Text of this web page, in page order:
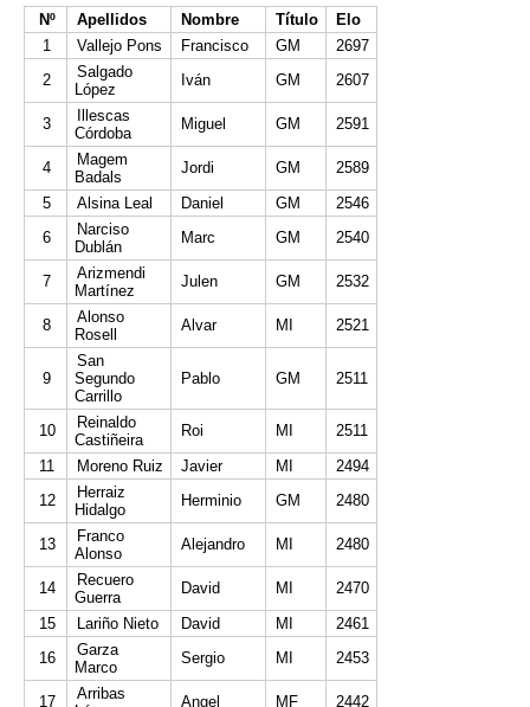
Nº Apellidos Nombre Título
Elo
1
Vallejo Pons Francisco GM
2697
2
Salgado
López
Iván GM 2607
3
Illescas
Córdoba
Miguel GM 2591
4
Magem
Badals
Jordi GM
2589
5
Alsina Leal Daniel GM
2546
6
Narciso
Dublán
Marc GM 2540
7
Arizmendi
Martínez
Julen GM 2532
8
Alonso
Rosell
Alvar MI 2521
9
San
Segundo
Carrillo
Pablo GM 2511
10
Reinaldo
Castiñeira
Roi MI
2511
11
Moreno Ruiz Javier MI
2494
12
Herraiz
Hidalgo
Herminio GM 2480
13
Franco
Alonso
Alejandro MI 2480
14
Recuero
Guerra
David MI
2470
15
Lariño Nieto David MI
2461
16
Garza
Marco
Sergio MI 2453
17
Arribas
Angel MF 2442